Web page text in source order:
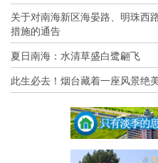
关于对南海新区海晏路、明珠西
措施的通告
夏日南海：水清草盛白鹭翩飞
此生必去！烟台藏着一座风景绝